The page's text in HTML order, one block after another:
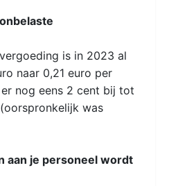
is in 2023 al
naar 0,21 euro per
nog eens 2 cent bij tot
was
aan je personeel wordt